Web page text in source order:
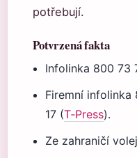
potřebují.
Potvrzená fakta
Infolinka 800 73
Firemní
17 (T‑Press).
Ze zahraničí